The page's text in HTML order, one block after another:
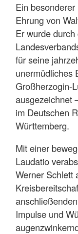
Ein
Ehrung von
Er wurde durch
für seine
unermüdliches
Großherzogin-
ausgezeichnet
im Deutschen
Württemberg.
Mit einer
Laudatio
Werner Schlett
Impulse und